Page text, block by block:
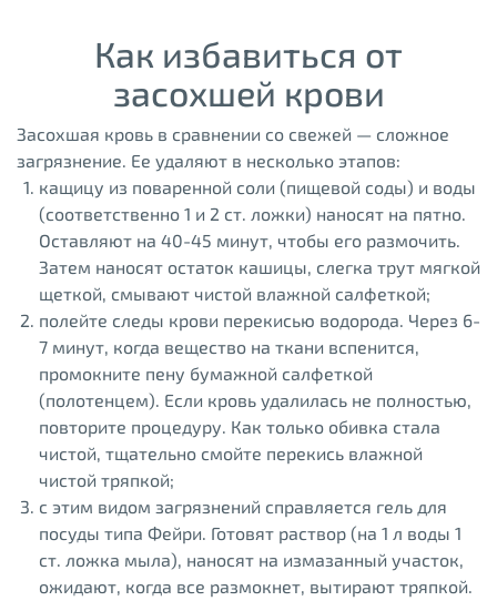
Как избавиться от
засохшей крови
Засохшая кровь в сравнении со свежей — сложное
загрязнение. Ее удаляют в несколько этапов:
кащицу из поваренной соли (пищевой соды) и воды
(соответственно 1 и 2 ст. ложки) наносят на пятно.
Оставляют на 40-45 минут, чтобы его размочить.
Затем наносят остаток кашицы, слегка трут мягкой
щеткой, смывают чистой влажной салфеткой;
полейте следы крови перекисью водорода. Через 6-
7 минут, когда вещество на ткани вспенится,
промокните пену бумажной салфеткой
(полотенцем). Если кровь удалилась не полностью,
повторите процедуру. Как только обивка стала
чистой, тщательно смойте перекись влажной
чистой тряпкой;
с этим видом загрязнений справляется гель для
посуды типа Фейри. Готовят раствор (на 1 л воды 1
ст. ложка мыла), наносят на измазанный участок,
ожидают, когда все размокнет, вытирают тряпкой.